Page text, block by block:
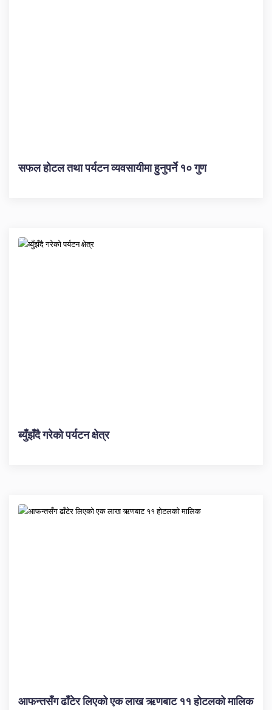
सफल होटल तथा पर्यटन व्यवसायीमा हुनुपर्ने १० गुण
ब्युँझँदै गरेको पर्यटन क्षेत्र
आफन्तसँग ढाँटेर लिएको एक लाख ऋणबाट ११ होटलको मालिक